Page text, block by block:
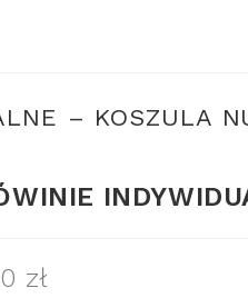
– KOSZULA
zł